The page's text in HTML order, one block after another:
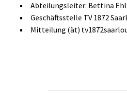
Abteilungsleiter: Bettina Ehl
Geschäftsstelle TV 1872
Mitteilung (ät)